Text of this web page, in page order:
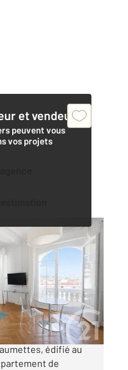
et vendeur,
peuvent vous
vos projets
estimation
dans l'ancienne
édifié au
de